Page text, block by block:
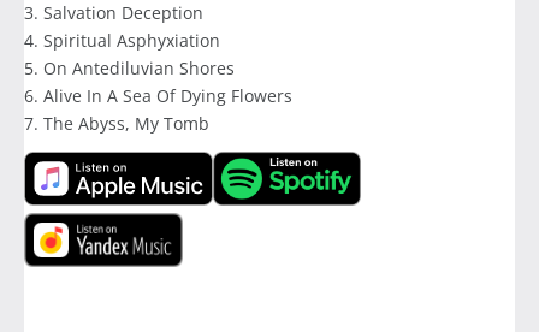
3. Salvation Deception
4. Spiritual Asphyxiation
5. On Antediluvian Shores
6. Alive In A Sea Of Dying Flowers
7. The Abyss, My Tomb